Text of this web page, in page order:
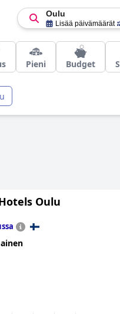
Oulu
Lisää päivämäärät
Pieni Budget
Oulu